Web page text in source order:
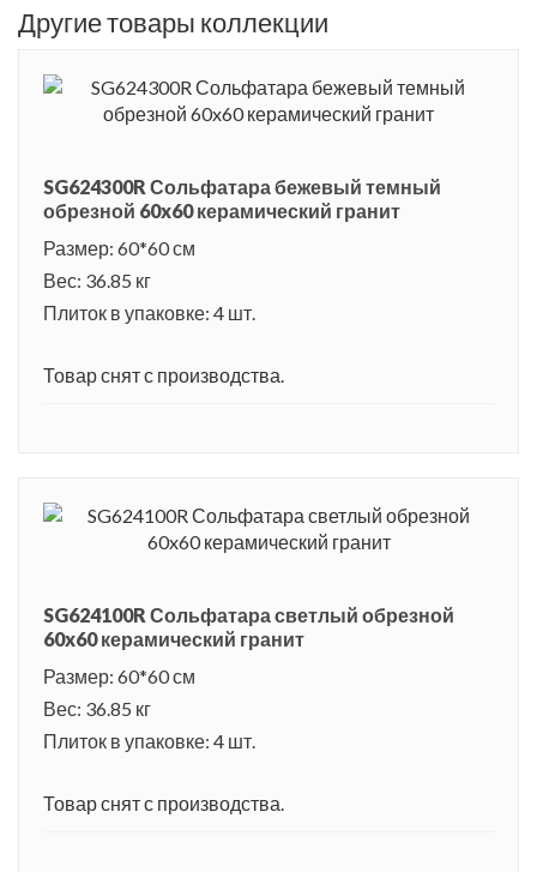
Другие товары коллекции
SG624300R Сольфатара бежевый темный
обрезной 60x60 керамический гранит
Размер: 60*60 см
Вес: 36.85 кг
Плиток в упаковке: 4 шт.
Товар снят с производства.
SG624100R Сольфатара светлый обрезной
60x60 керамический гранит
Размер: 60*60 см
Вес: 36.85 кг
Плиток в упаковке: 4 шт.
Товар снят с производства.